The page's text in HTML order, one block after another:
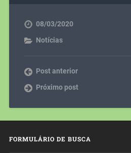
08/03/2020
Notícias
Post anterior
Próximo post
FORMULÁRIO DE BUSCA